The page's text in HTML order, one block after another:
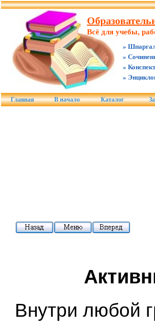
Всё для учебы,
»
»
»
»
Главная В начало Каталог
Внутри любой